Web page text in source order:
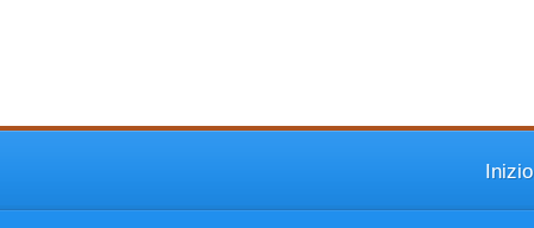
Inizio